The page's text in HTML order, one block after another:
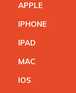
APPLE
IPHONE
IPAD
MAC
IOS